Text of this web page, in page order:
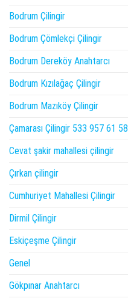
Bodrum Çilingir
Bodrum Çömlekçi Çilingir
Bodrum Dereköy Anahtarcı
Bodrum Kızılağaç Çilingir
Bodrum Mazıköy Çilingir
Çamarası Çilingir 533 957 61 58
Cevat şakir mahallesi çilingir
Çırkan çilingir
Cumhuriyet Mahallesi Çilingir
Dirmil Çilingir
Eskiçeşme Çilingir
Genel
Gökpınar Anahtarcı